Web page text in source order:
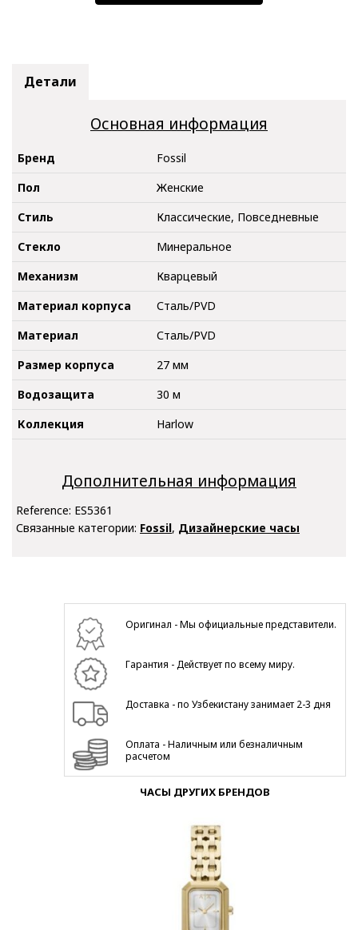
Детали
Основная информация
Бренд
Fossil
Пол
Женские
Стиль
Классические, Повседневные
Стекло
Минеральное
Механизм
Кварцевый
Материал корпуса
Сталь/PVD
Материал
Сталь/PVD
Размер корпуса
27 мм
Водозащита
30 м
Коллекция
Harlow
Дополнительная информация
Reference: ES5361
Связанные категории: Fossil, Дизайнерские часы
Оригинал - Мы официальные представители.
Гарантия - Действует по всему миру.
Доставка - по Узбекистану занимает 2-3 дня
Оплата - Наличным или безналичным
расчетом
ЧАСЫ ДРУГИХ БРЕНДОВ